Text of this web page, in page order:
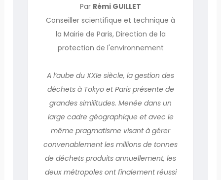
Par Rémi GUILLET
Conseiller scientifique et technique à
la Mairie de Paris, Direction de la
protection de l'environnement
A l’aube du XXIe siècle, la gestion des
déchets à Tokyo et Paris présente de
grandes similitudes. Menée dans un
large cadre géographique et avec le
même pragmatisme visant à gérer
convenablement les millions de tonnes
de déchets produits annuellement, les
deux métropoles ont finalement réussi